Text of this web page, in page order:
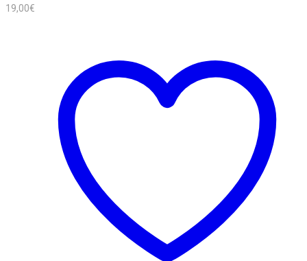
19,00€